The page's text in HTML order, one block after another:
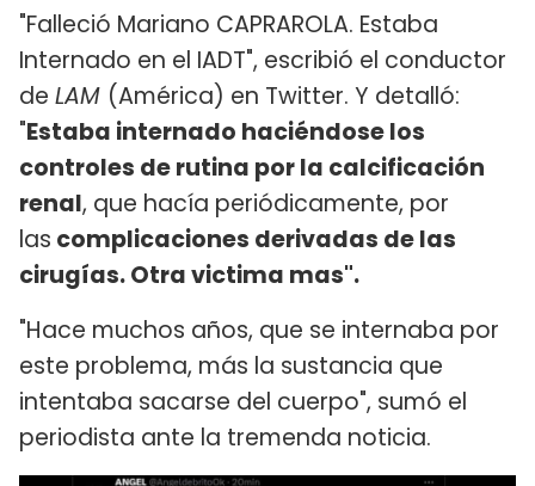
"Falleció Mariano CAPRAROLA. Estaba
Internado en el IADT", escribió el conductor
de LAM (América) en Twitter. Y detalló:
"Estaba internado haciéndose los
controles de rutina por la calcificación
renal, que hacía periódicamente, por
las complicaciones derivadas de las
cirugías. Otra victima mas".
"Hace muchos años, que se internaba por
este problema, más la sustancia que
intentaba sacarse del cuerpo", sumó el
periodista ante la tremenda noticia.